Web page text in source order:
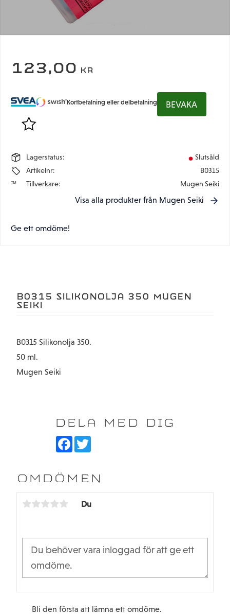
123,00 KR
Lägg till i favoriter
Kortbetalning eller delbetalning BEVAKA
Lagerstatus
Slutsåld
Artikelnr
B0315
Tillverkare
Mugen Seiki
Visa alla produkter från Mugen Seiki
Ge ett omdöme!
B0315 SILIKONOLJA 350 MUGEN
SEIKI
B0315 Silikonolja 350.
50 ml.
Mugen Seiki
DELA MED DIG
F
b
o
T
t
e
OMDÖMEN
Du
Bli den första att lämna ett omdöme.